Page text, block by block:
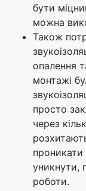
бути
можна
Також
опалення
монтажі
просто
через
уникнути,
роботи.